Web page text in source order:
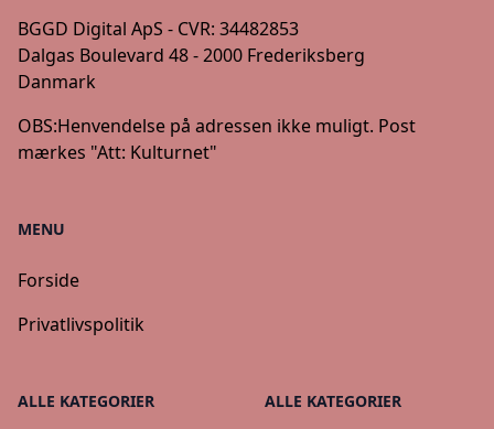
BGGD Digital ApS - CVR: 34482853
Dalgas Boulevard 48 - 2000 Frederiksberg
Danmark
OBS:Henvendelse på adressen ikke muligt. Post
mærkes "Att: Kulturnet"
MENU
Forside
Privatlivspolitik
ALLE KATEGORIER ALLE KATEGORIER